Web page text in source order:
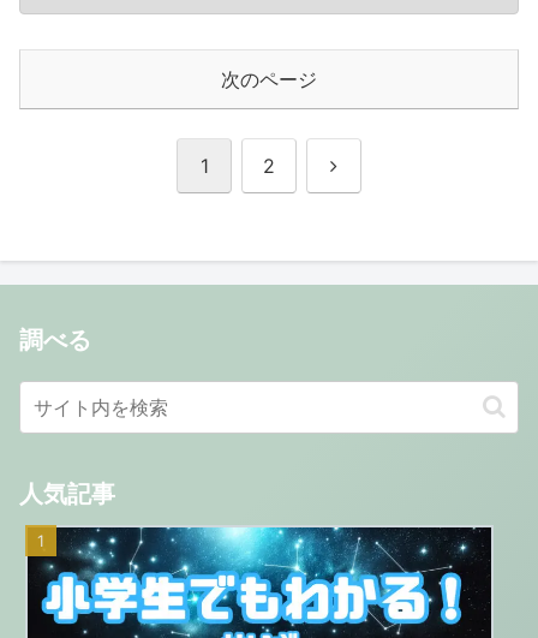
次のページ
1 2 次
調べる
人気記事